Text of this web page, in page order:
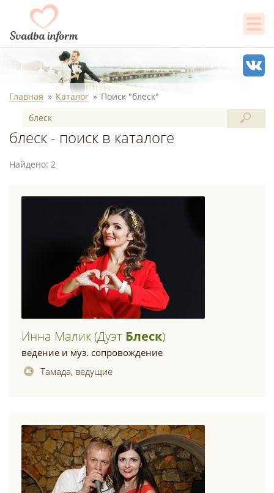
Главная Каталог Поиск "блеск"
блеск - поиск в каталоге
Найдено: 2
Инна Малик (дуэт Блеск)
ведение и муз. сопровождение
Тамада, ведущие